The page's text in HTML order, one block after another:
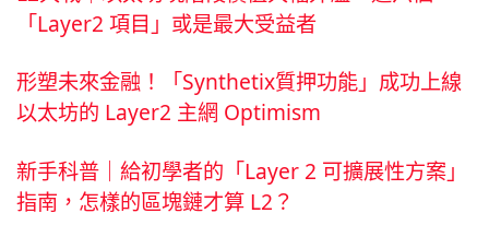
「Layer2 項目」或是最大受益者
形塑未來金融！「Synthetix質押功能」成功上線
以太坊的 Layer2 主網 Optimism
新手科普｜給初學者的「Layer 2 可擴展性方案」
指南，怎樣的區塊鏈才算 L2？